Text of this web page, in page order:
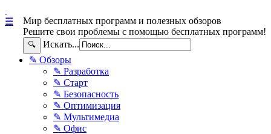
Мир бесплатных программ и полезных обзоров
Решите свои проблемы с помощью бесплатных программ!
🔍 Искать...
☰
✎ Обзоры
✎ Разработка
✎ Старт
✎ Безопасность
✎ Оптимизация
✎ Мультимедиа
✎ Офис